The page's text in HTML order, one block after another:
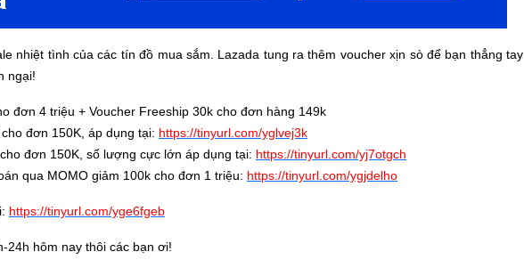
nhiệt tình của các tín đồ mua sắm. Lazada tung ra thêm voucher xịn sò để bạn thẳng tay
ngại!
đơn 4 triệu + Voucher Freeship 30k cho đơn hàng 149k
cho đơn 150K, áp dụng tại: https://tinyurl.com/yglvej3k
cho đơn 150K, số lượng cực lớn áp dụng tại: https://tinyurl.com/yj7otgch
qua MOMO giảm 100k cho đơn 1 triệu: https://tinyurl.com/ygjdelho
https://tinyurl.com/yge6fgeb
24h hôm nay thôi các bạn ơi!